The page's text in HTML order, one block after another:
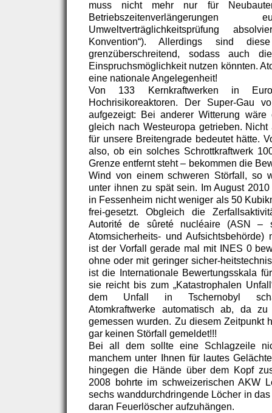
muss nicht mehr nur für
Umweltverträglichkeitsprüfung
Konvention“). Allerdings sind
grenzüberschreitend, sodass auch
Einspruchsmöglichkeit nutzen könnten.
eine nationale Angelegenheit!
Von 133 Kernkraftwerken in
Hochrisikoreaktoren. Der Super-Gau
aufgezeigt: Bei anderer Witterung
gleich nach Westeuropa getrieben.
für unsere Breitengrade bedeutet hätte.
also, ob ein solches Schrottkraftwerk
Grenze entfernt steht – bekommen die
Wind von einem schweren Störfall, so
unter ihnen zu spät sein. Im August
in Fessenheim nicht weniger als 50
frei-gesetzt. Obgleich die
Autorité de sûreté nucléaire (ASN –
Atomsicherheits- und Aufsichtsbehörde)
ist der Vorfall gerade mal mit INES 0
ohne oder mit geringer sicher-
ist die Internationale Bewertungsskala
sie reicht bis zum „Katastrophalen
dem Unfall in Tschernobyl
Atomkraftwerke automatisch ab, da zu
gemessen wurden. Zu diesem Zeitpunkt
gar keinen Störfall gemeldet!!!
Bei all dem sollte eine Schlagzeile
manchem unter Ihnen für lautes
hingegen die Hände über dem Kopf
2008 bohrte im schweizerischen AKW
sechs wanddurchdringende Löcher in
daran Feuerlöscher aufzuhängen.